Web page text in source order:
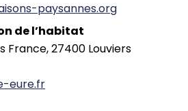
paysannes.org
de l’habitat
France, 27400 Louviers
eure.fr